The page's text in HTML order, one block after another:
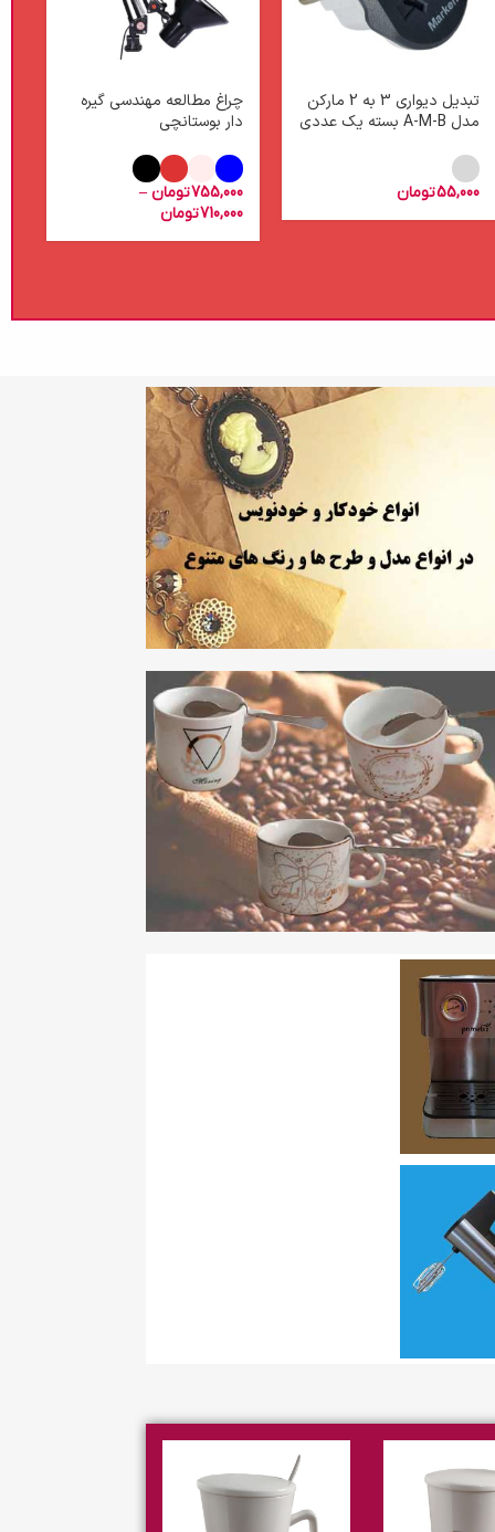
تبدیل دیواری 3 به 2 مارکن
مدل A-M-B بسته یک عددی
55,000تومان
چراغ مطالعه مهندسی گیره
دار بوستانچی
755,000تومان –
710,000تومان